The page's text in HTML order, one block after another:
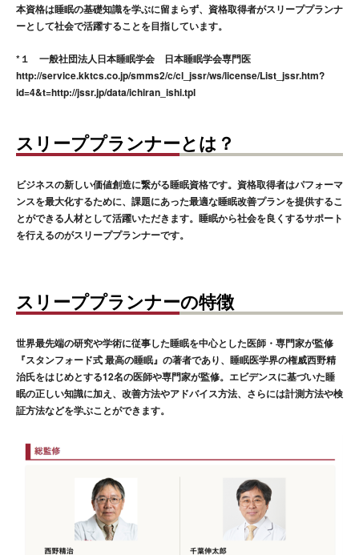
本資格は睡眠の基礎知識を学ぶに留まらず、資格取得者がスリーププランナ
ーとして社会で活躍することを目指しています。
*１ 一般社団法人日本睡眠学会 日本睡眠学会専門医
http://service.kktcs.co.jp/smms2/c/cl_jssr/ws/license/List_jssr.htm?
id=4&t=http://jssr.jp/data/ichiran_ishi.tpl
スリーププランナーとは？
ビジネスの新しい価値創造に繋がる睡眠資格です。資格取得者はパフォーマ
ンスを最大化するために、課題にあった最適な睡眠改善プランを提供するこ
とができる人材として活躍いただきます。睡眠から社会を良くするサポート
を行えるのがスリーププランナーです。
スリーププランナーの特徴
世界最先端の研究や学術に従事した睡眠を中心とした医師・専門家が監修
『スタンフォード式 最高の睡眠』の著者であり、睡眠医学界の権威西野精
治氏をはじめとする12名の医師や専門家が監修。エビデンスに基づいた睡
眠の正しい知識に加え、改善方法やアドバイス方法、さらには計測方法や検
証方法などを学ぶことができます。